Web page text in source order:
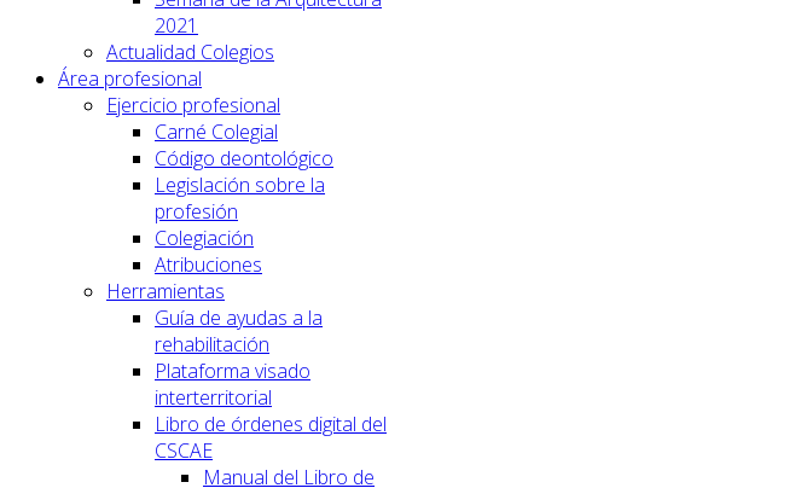
2021
Actualidad Colegios
Área profesional
Ejercicio profesional
Carné Colegial
Código deontológico
Legislación sobre la
profesión
Colegiación
Atribuciones
Herramientas
Guía de ayudas a la
rehabilitación
Plataforma visado
interterritorial
Libro de órdenes digital del
CSCAE
Manual del Libro de